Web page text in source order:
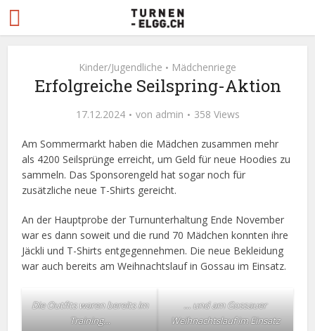
Kinder/Jugendliche • Mädchenriege
Erfolgreiche Seilspring-Aktion
17.12.2024 von admin 358 Views
Am Sommermarkt haben die Mädchen zusammen mehr
als 4200 Seilsprünge erreicht, um Geld für neue Hoodies zu
sammeln. Das Sponsorengeld hat sogar noch für
zusätzliche neue T-Shirts gereicht.
An der Hauptprobe der Turnunterhaltung Ende November
war es dann soweit und die rund 70 Mädchen konnten ihre
Jäckli und T-Shirts entgegennehmen. Die neue Bekleidung
war auch bereits am Weihnachtslauf in Gossau im Einsatz.
Die Outfits waren bereits im
Training…
… und am Gossauer
Weihnachtslauf im Einsatz